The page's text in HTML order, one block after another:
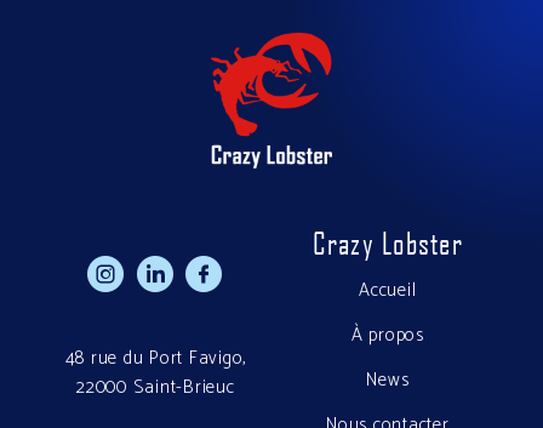
h g f
48 rue du Port Favigo,
22000 Saint-Brieuc
Crazy Lobster
Accueil
À propos
News